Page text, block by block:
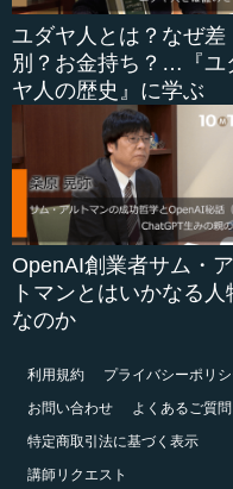
ユダヤ人とは？なぜ差
別？お金持ち？…『ユ
ヤ人の歴史』に学ぶ
OpenAI創業者サム・
トマンとはいかなる人
なのか
利用規約
プライバシーポリ
お問い合わせ
よくあるご質問
特定商取引法に基づく表示
講師リクエスト